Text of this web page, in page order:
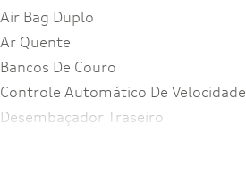
Air Bag Duplo
Ar Quente
Bancos De Couro
Controle Automático De Velocidade
Desembaçador Traseiro